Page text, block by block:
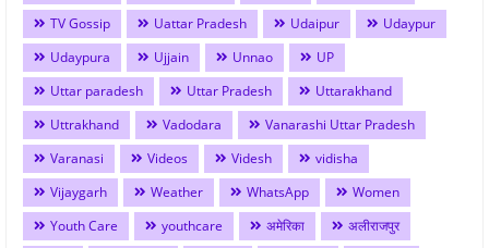
TV Gossip
Uattar Pradesh Udaipur
Udaypur
Udaypura
Ujjain Unnao
UP
Uttar paradesh
Uttar Pradesh
Uttarakhand
Uttrakhand
Vadodara
Vanarashi Uttar Pradesh
Varanasi
Videos Videsh
vidisha
Vijaygarh
Weather WhatsApp
Women
Youth Care
youthcare अमेरिका
अलीराजपुर